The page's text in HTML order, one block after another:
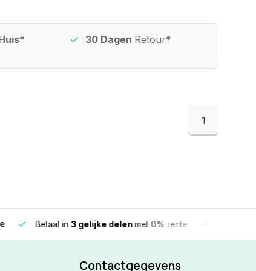
30 Dagen Retour*
1
Betaal in3 gelijke delenmet 0% rente Vandaag
Contactgegevens